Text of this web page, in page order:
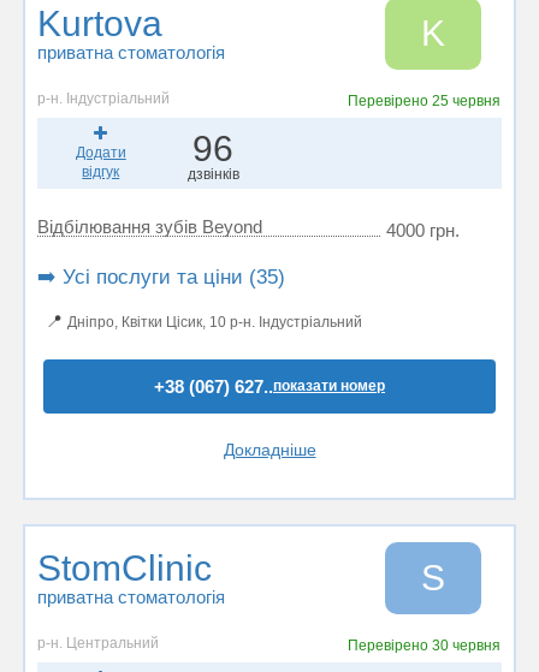
Kurtova
приватна стоматологія K
р-н. Індустріальний Перевірено25 червня
Додати
відгук
96
дзвінків
Відбілювання зубів Beyond 4000 грн.
➡️ Усі послуги та ціни (35)
📍 Дніпро, Квітки Цісик, 10 р-н. Індустріальний
+38 (067) 627..показати номер
Докладніше
StomClinic
приватна стоматологія S
р-н. Центральний Перевірено30 червня